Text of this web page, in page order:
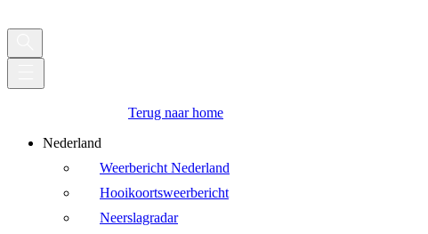
Terug naar home
Nederland
Weerbericht Nederland
Hooikoortsweerbericht
Neerslagradar